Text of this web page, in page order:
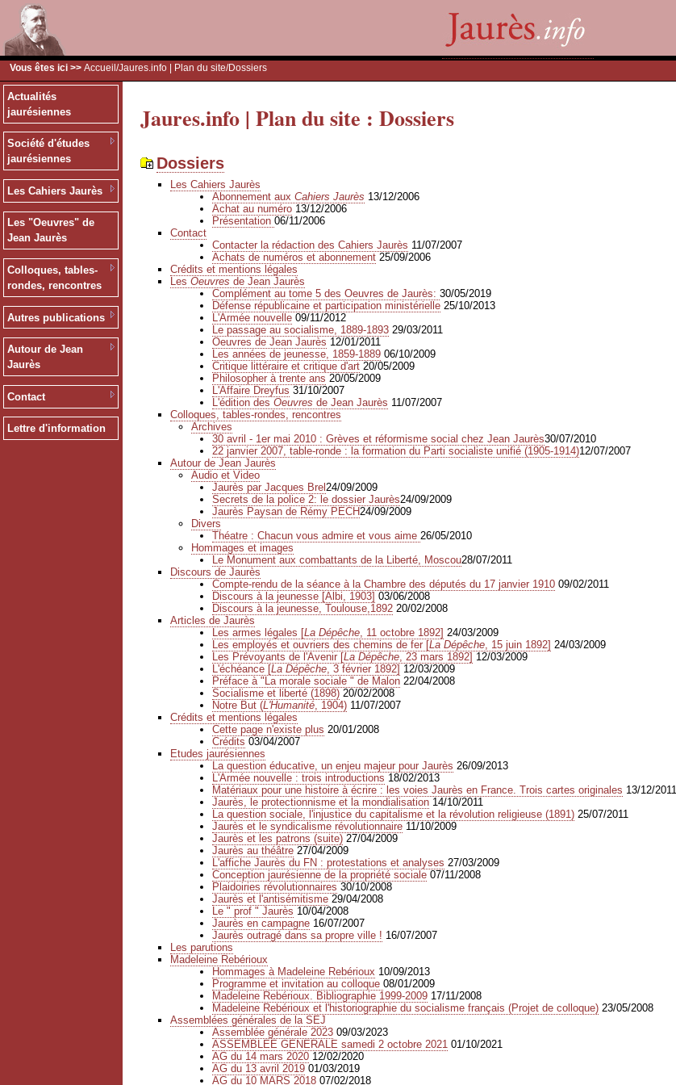
Vous êtes ici >> Accueil /Jaures.info | Plan du site/Dossiers
Actualités
jaurésiennes
Société d'études
jaurésiennes
Les Cahiers Jaurès
Les "Oeuvres" de
Jean Jaurès
Colloques, tables-
rondes, rencontres
Autres publications
Autour de Jean
Jaurès
Contact
Lettre d'information
Jaures.info | Plan du site : Dossiers
Dossiers
Les Cahiers Jaurès
Abonnement aux Cahiers Jaurès 13/12/2006
Achat au numéro 13/12/2006
Présentation 06/11/2006
Contact
Contacter la rédaction des Cahiers Jaurès 11/07/2007
Achats de numéros et abonnement 25/09/2006
Crédits et mentions légales
Les Oeuvres de Jean Jaurès
Complément au tome 5 des Oeuvres de Jaurès: 30/05/2019
Défense républicaine et participation ministérielle 25/10/2013
L'Armée nouvelle 09/11/2012
Le passage au socialisme, 1889-1893 29/03/2011
Oeuvres de Jean Jaurès 12/01/2011
Les années de jeunesse, 1859-1889 06/10/2009
Critique littéraire et critique d'art 20/05/2009
Philosopher à trente ans 20/05/2009
L'Affaire Dreyfus 31/10/2007
L'édition des Oeuvres de Jean Jaurès 11/07/2007
Colloques, tables-rondes, rencontres
Archives
30 avril - 1er mai 2010 : Grèves et réformisme social chez Jean Jaurès30/07/2010
22 janvier 2007, table-ronde : la formation du Parti socialiste unifié (1905-1914)12/07/2007
Autour de Jean Jaurès
Audio et Video
Jaurès par Jacques Brel24/09/2009
Secrets de la police 2: le dossier Jaurès24/09/2009
Jaurès Paysan de Rémy PECH24/09/2009
Divers
Théatre : Chacun vous admire et vous aime 26/05/2010
Hommages et images
Le Monument aux combattants de la Liberté, Moscou28/07/2011
Discours de Jaurès
Compte-rendu de la séance à la Chambre des députés du 17 janvier 1910 09/02/2011
Discours à la jeunesse [Albi, 1903] 03/06/2008
Discours à la jeunesse, Toulouse,1892 20/02/2008
Articles de Jaurès
Les armes légales [La Dépêche , 11 octobre 1892] 24/03/2009
Les employés et ouvriers des chemins de fer [La Dépêche , 15 juin 1892] 24/03/2009
Les Prévoyants de l'Avenir [La Dépêche , 23 mars 1892] 12/03/2009
L'échéance [La Dépêche , 3 février 1892] 12/03/2009
Préface à "La morale sociale " de Malon 22/04/2008
Socialisme et liberté (1898) 20/02/2008
Notre But (L'Humanité , 1904) 11/07/2007
Crédits et mentions légales
Cette page n'existe plus 20/01/2008
Crédits 03/04/2007
Etudes jaurésiennes
La question éducative, un enjeu majeur pour Jaurès 26/09/2013
L'Armée nouvelle : trois introductions 18/02/2013
Matériaux pour une histoire à écrire : les voies Jaurès en France. Trois cartes originales 13/12/2011
Jaurès, le protectionnisme et la mondialisation 14/10/2011
La question sociale, l'injustice du capitalisme et la révolution religieuse (1891) 25/07/2011
Jaurès et le syndicalisme révolutionnaire 11/10/2009
Jaurès et les patrons (suite) 27/04/2009
Jaurès au théâtre 27/04/2009
L'affiche Jaurès du FN : protestations et analyses 27/03/2009
Conception jaurésienne de la propriété sociale 07/11/2008
Plaidoiries révolutionnaires 30/10/2008
Jaurès et l'antisémitisme 29/04/2008
Le " prof " Jaurès 10/04/2008
Jaurès en campagne 16/07/2007
Jaurès outragé dans sa propre ville ! 16/07/2007
Les parutions
Madeleine Rebérioux
Hommages à Madeleine Rebérioux 10/09/2013
Programme et invitation au colloque 08/01/2009
Madeleine Rebérioux. Bibliographie 1999-2009 17/11/2008
Madeleine Rebérioux et l'historiographie du socialisme français (Projet de colloque) 23/05/2008
Assemblées générales de la SEJ
Assemblée générale 2023 09/03/2023
ASSEMBLEE GENERALE samedi 2 octobre 2021 01/10/2021
AG du 14 mars 2020 12/02/2020
AG du 13 avril 2019 01/03/2019
AG du 10 MARS 2018 07/02/2018